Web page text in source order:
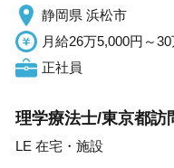
静岡県 浜松市
月給26万5,000円～
正社員
理学療法士/東京都訪
LE 在宅・施設